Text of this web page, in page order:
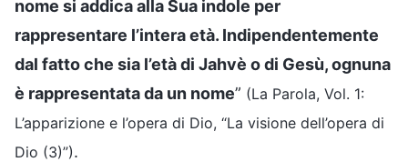
nome si addica alla Sua indole per
rappresentare l’intera età. Indipendentemente
dal fatto che sia l’età di Jahvè o di Gesù, ognuna
è rappresentata da un nome” (La Parola, Vol. 1:
L’apparizione e l’opera di Dio, “La visione dell’opera di
Dio (3)”).